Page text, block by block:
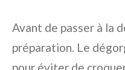
Avant de passer à la
préparation. Le